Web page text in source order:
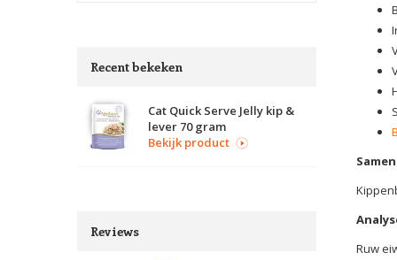
Recent bekeken
Cat Quick Serve Jelly kip &
lever 70 gram
Bekijk product
Reviews
Ruw